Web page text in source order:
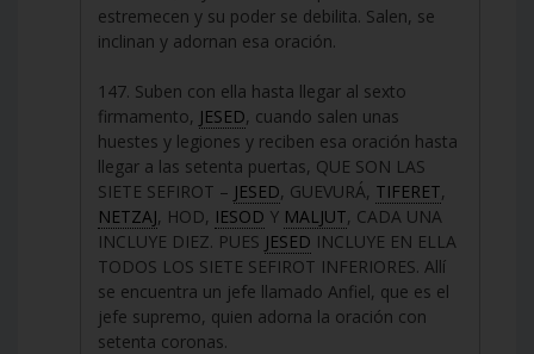
estremecen y su poder se debilita. Salen, se
inclinan y adornan esa oración.
147. Suben con ella hasta llegar al sexto
firmamento, JESED, cuando salen unas
huestes y legiones y reciben esa oración hasta
llegar a las setenta puertas, QUE SON LAS
SIETE SEFIROT – JESED, GUEVURÁ, TIFERET,
NETZAJ, HOD, IESOD Y MALJUT, CADA UNA
INCLUYE DIEZ. PUES JESED INCLUYE EN ELLA
TODOS LOS SIETE SEFIROT INFERIORES. Allí
se encuentra un jefe llamado Anfiel, que es el
jefe supremo, quien adorna la oración con
setenta coronas.